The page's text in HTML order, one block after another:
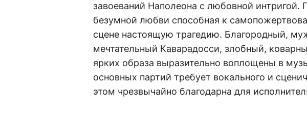
завоеваний Наполеона с любовной интригой.
безумной любви способная к
сцене настоящую трагедию. Благородный,
мечтательный Каварадосси, злобный,
ярких образа выразительно воплощены в
основных партий требует вокального и
этом чрезвычайно благодарна для